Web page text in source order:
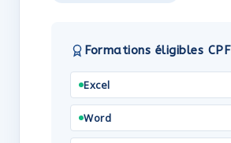
Formations éligibles CPF
Excel
Word